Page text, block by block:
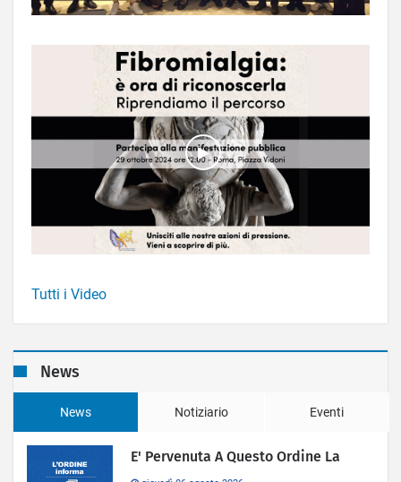
Tutti i Video
News
News Notiziario Eventi
E' Pervenuta A Questo Ordine La